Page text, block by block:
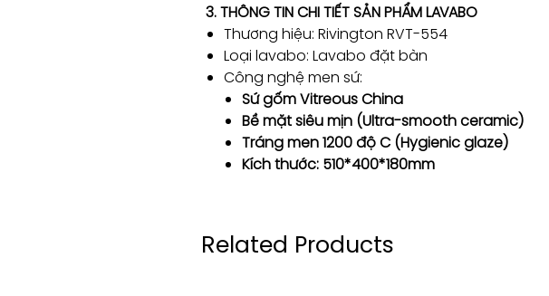
3. THÔNG TIN CHI TIẾT SẢN PHẨM LAVABO
Thương hiệu: Rivington RVT-554
Loại lavabo: Lavabo đặt bàn
Công nghệ men sứ:
Sứ gốm Vitreous China
Bề mặt siêu mịn (Ultra-smooth ceramic)
Tráng men 1200 độ C (Hygienic glaze)
Kích thước: 510*400*180mm
Related Products